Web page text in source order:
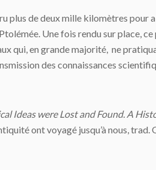
plus de deux mille kilomètres
Une fois rendu sur place,
qui, en grande majorité, ne
des connaissances
Ideas were Lost and Found. A
ont voyagé jusqu’à nous,